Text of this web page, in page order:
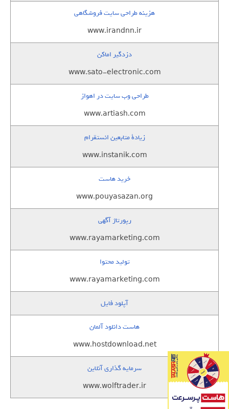
هزینه طراحی سایت فروشگاهی
www.irandnn.ir
دزدگیر اماکن
www.sato-electronic.com
طراحی وب سایت در اهواز
www.artiash.com
زيادة متابعين انستقرام
www.instanik.com
خرید هاست
www.pouyasazan.org
رپورتاژ آگهی
www.rayamarketing.com
تولید محتوا
www.rayamarketing.com
آپلود فایل
هاست دانلود آلمان
www.hostdownload.net
سرمایه گذاری آنلاین
www.wolftrader.ir